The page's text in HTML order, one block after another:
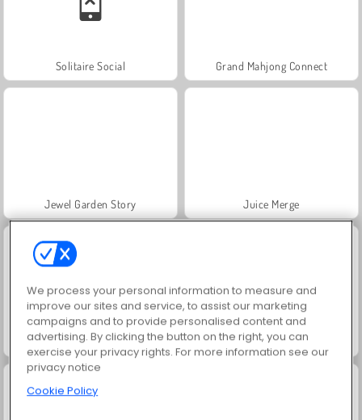
Solitaire Social Grand Mahjong Connect
Jewel Garden Story Juice Merge
Scala 40 Trollface Quest: USA 2
We process your personal information to measure and
improve our sites and service, to assist our marketing
campaigns and to provide personalised content and
advertising. By clicking the button on the right, you can
exercise your privacy rights. For more information see our
privacy notice
Cookie Policy